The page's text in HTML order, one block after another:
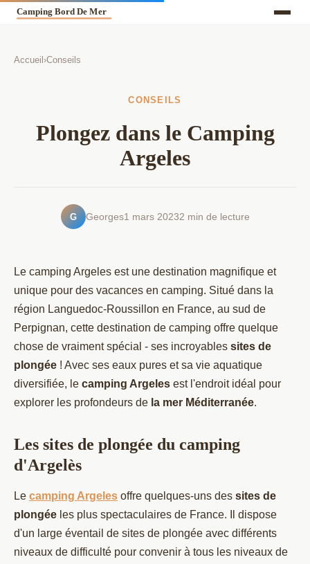
Accueil ›Conseils
CONSEILS
Plongez dans le Camping
Argeles
G Georges1 mars 20232 min de lecture
Le camping Argeles est une destination magnifique et
unique pour des vacances en camping. Situé dans la
région Languedoc-Roussillon en France, au sud de
Perpignan, cette destination de camping offre quelque
chose de vraiment spécial - ses incroyables sites de
plongée ! Avec ses eaux pures et sa vie aquatique
diversifiée, le camping Argeles est l'endroit idéal pour
explorer les profondeurs de la mer Méditerranée.
Les sites de plongée du camping
d'Argelès
Le camping Argeles offre quelques-uns des sites de
plongée les plus spectaculaires de France. Il dispose
d'un large éventail de sites de plongée avec différents
niveaux de difficulté pour convenir à tous les niveaux de